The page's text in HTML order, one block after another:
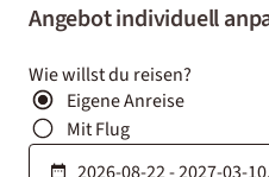
Angebot individuell
Wie willst du reisen?
Eigene Anreise
Mit Flug